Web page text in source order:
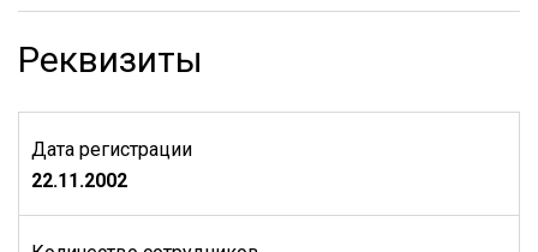
Реквизиты
Дата регистрации
22.11.2002